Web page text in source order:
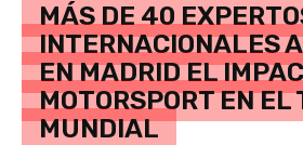
MÁS DE 40
INTERNACIONALES
EN MADRID EL
MOTORSPORT EN EL
MUNDIAL